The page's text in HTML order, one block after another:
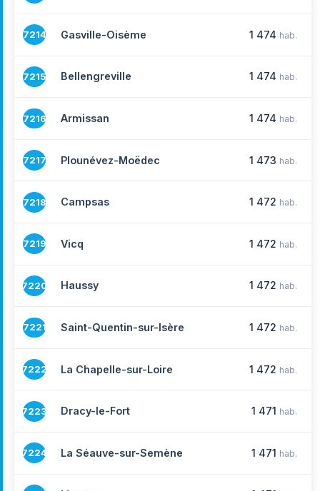
7214 Gasville-Oisème 1 474 hab.
7215 Bellengreville 1 474 hab.
7216 Armissan 1 474 hab.
7217 Plounévez-Moëdec 1 473 hab.
7218 Campsas 1 472 hab.
7219 Vicq 1 472 hab.
7220 Haussy 1 472 hab.
7221 Saint-Quentin-sur-Isère 1 472 hab.
7222 La Chapelle-sur-Loire 1 472 hab.
7223 Dracy-le-Fort 1 471 hab.
7224 La Séauve-sur-Semène 1 471 hab.